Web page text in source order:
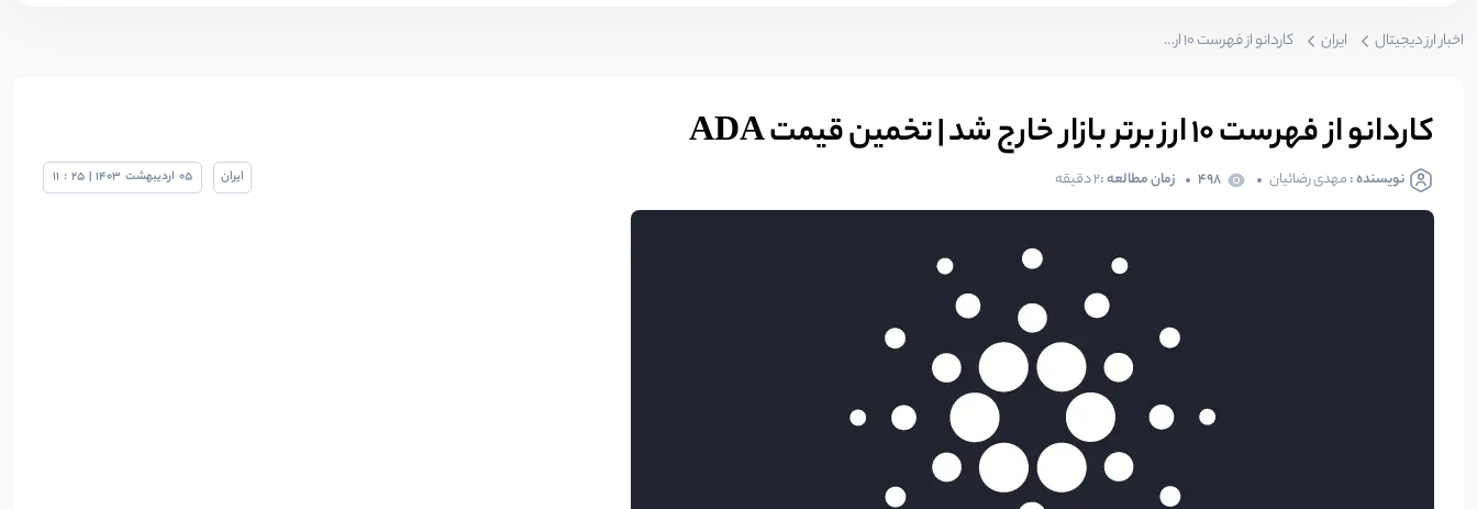
اخبار ارز دیجیتال ایران کاردانو از فهرست 10 ارز برتر بازار خارج شد | تخمین قیمت ADA
کاردانو از فهرست 10 ارز برتر بازار خارج شد | تخمین قیمت ADA
نویسنده :مهدی رضائیان 498 زمان مطالعه :2 دقیقه ایران 05 اردیبهشت 1403
|
25
:
11